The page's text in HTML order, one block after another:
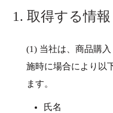
1. 取得する情報
(1) 当社は、商品購
施時に場合により以
ます。
氏名